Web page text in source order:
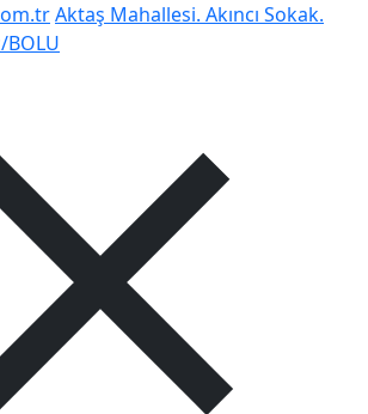
Aktaş Mahallesi. Akıncı Sokak.